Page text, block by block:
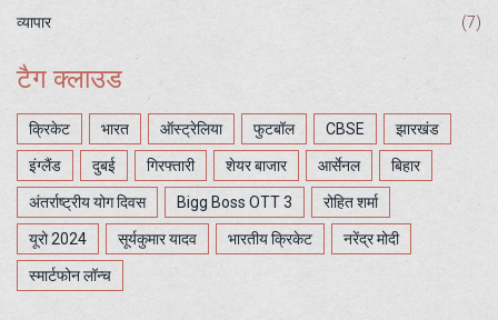
व्यापार (7)
टैग क्लाउड
क्रिकेट भारत ऑस्ट्रेलिया फुटबॉल CBSE झारखंड
इंग्लैंड दुबई गिरफ्तारी शेयर बाजार आर्सेनल बिहार
अंतर्राष्ट्रीय योग दिवस Bigg Boss OTT 3 रोहित शर्मा
यूरो 2024 सूर्यकुमार यादव भारतीय क्रिकेट नरेंद्र मोदी
स्मार्टफोन लॉन्च